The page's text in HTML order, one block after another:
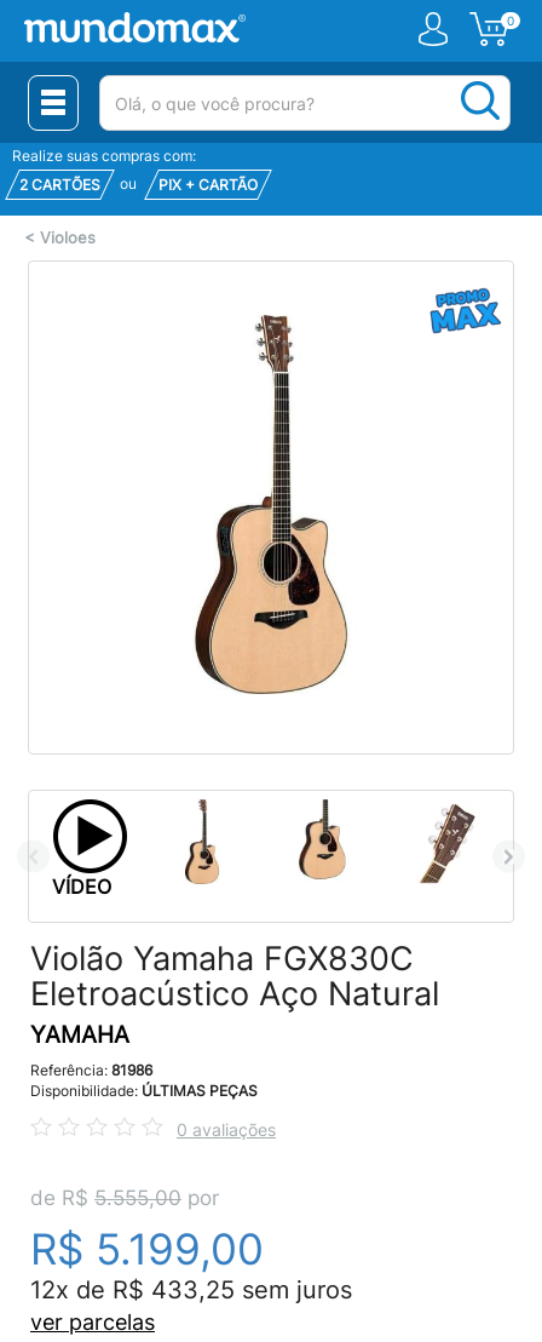
0
(pesquisar)
Realize suas compras com:
2 CARTÕES
ou PIX + CARTÃO
< Violoes
VÍDEO
Violão Yamaha FGX830C
Eletroacústico Aço Natural
YAMAHA
Referência: 81986
Disponibilidade: ÚLTIMAS PEÇAS
0 avaliações
de R$ 5.555,00 por
R$ 5.199,00
12x de R$ 433,25 sem juros
ver parcelas